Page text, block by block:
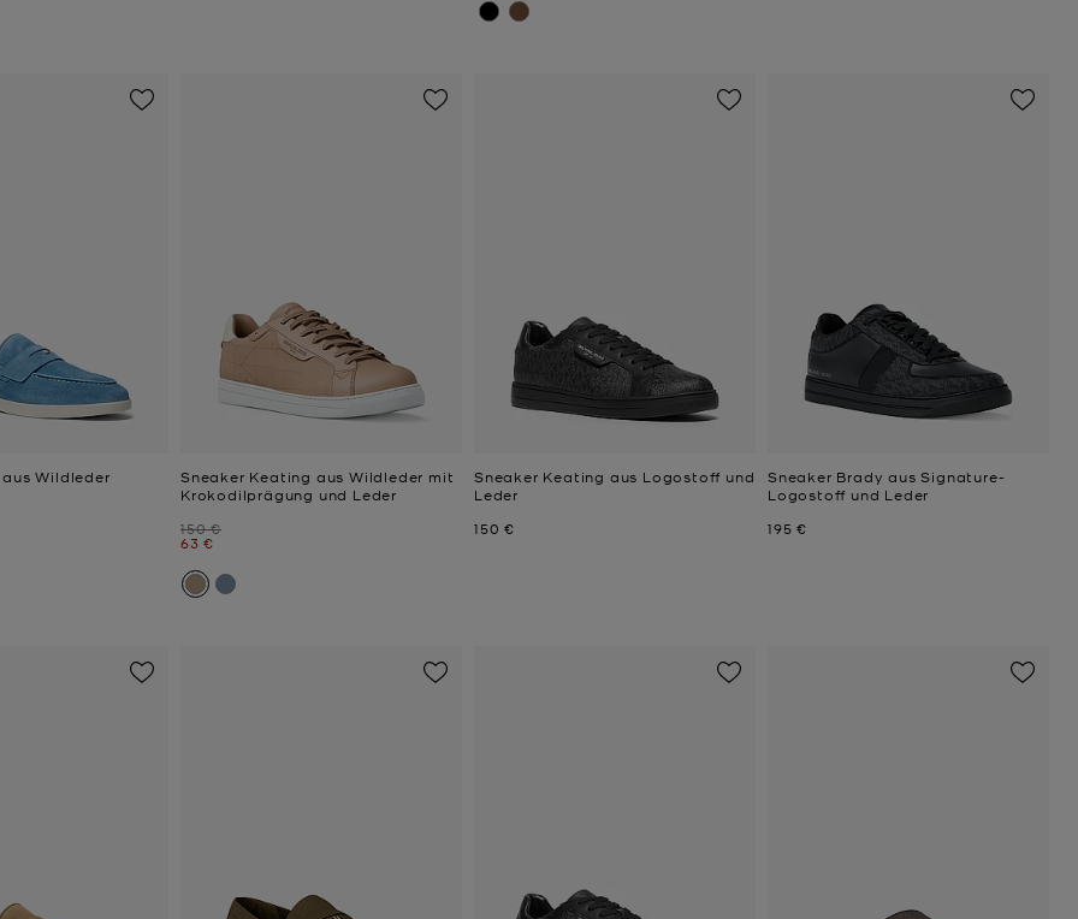
Wildleder
Sneaker Keating aus Wildleder mit
Krokodilprägung und Leder
Zuvor
150 €
Jetzt
63 €
Sneaker Keating aus Logostoff und
Leder
Jetzt
150 €
Sneaker Brady aus Signature-
Logostoff und Leder
Jetzt
195 €